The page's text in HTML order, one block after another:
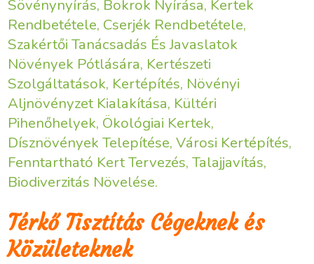
Sövénynyírás, Bokrok Nyírása, Kertek
Rendbetétele, Cserjék Rendbetétele,
Szakértői Tanácsadás És Javaslatok
Növények Pótlására, Kertészeti
Szolgáltatások, Kertépítés, Növényi
Aljnövényzet Kialakítása, Kültéri
Pihenőhelyek, Ökológiai Kertek,
Dísznövények Telepítése, Városi Kertépítés,
Fenntartható Kert Tervezés, Talajjavítás,
Biodiverzitás Növelése.
Térkő Tisztítás Cégeknek és
Közületeknek